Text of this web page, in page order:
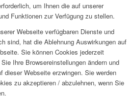
um Ihnen die auf unserer
Funktionen zur Verfügung zu stellen.
Webseite verfügbaren Dienste und
sind, hat die Ablehnung Auswirkungen auf
Sie können Cookies jederzeit
Ihre Browsereinstellungen ändern und
dieser Webseite erzwingen. Sie werden
zu akzeptieren / abzulehnen, wenn Sie